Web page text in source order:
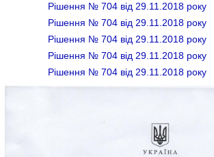
Рішення № 704 від 29.11.2018 року
Рішення № 704 від 29.11.2018 року
Рішення № 704 від 29.11.2018 року
Рішення № 704 від 29.11.2018 року
Рішення № 704 від 29.11.2018 року